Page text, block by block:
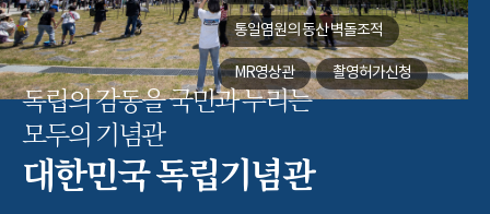
통일염원의 동산벽돌조적
MR영상관 촬영허가신청
독립의 감동을 국민과 누리는
모두의 기념관
대한민국 독립기념관